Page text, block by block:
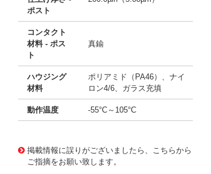
ポスト
コンタクト
材料 - ポス
ト
真鍮
ハウジング
材料
ポリアミド（PA46）、ナイ
ロン4/6、ガラス充填
動作温度 -55°C～105°C
掲載情報に誤りがございましたら、こちらから
ご指摘をお願い致します。